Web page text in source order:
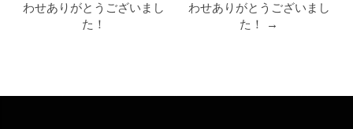
わせありがとうございまし
た！
わせありがとうございまし
た！ →